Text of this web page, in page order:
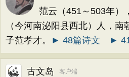
范云（451～503年）
（今河南泌阳县西北）人，南
子范孝才。
► 48篇诗文 ►
古文岛 客户端